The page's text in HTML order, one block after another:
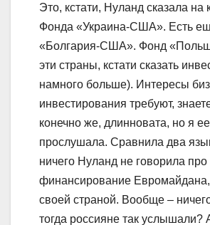
Это, кстати, Нуланд сказала
Фонда «Украина-США». Есть
«Болгария-США». Фонд
эти страны, кстати сказать
намного больше). Интересы
инвестирования требуют,
конечно же, длинновата, но я
прослушала. Сравнила два
ничего Нуланд не говорила про
финансирование
своей страной. Вообще –
тогда россияне так услышали?